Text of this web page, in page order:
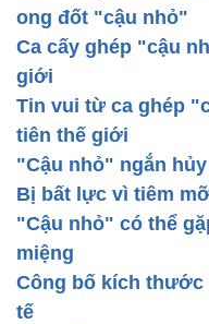
ong đốt "cậu nhỏ"
Ca cấy ghép "cậu
giới
Tin vui từ ca ghép
tiên thế giới
"Cậu nhỏ" ngắn
Bị bất lực vì tiêm
"Cậu nhỏ" có thể
miệng
Công bố kích
tế